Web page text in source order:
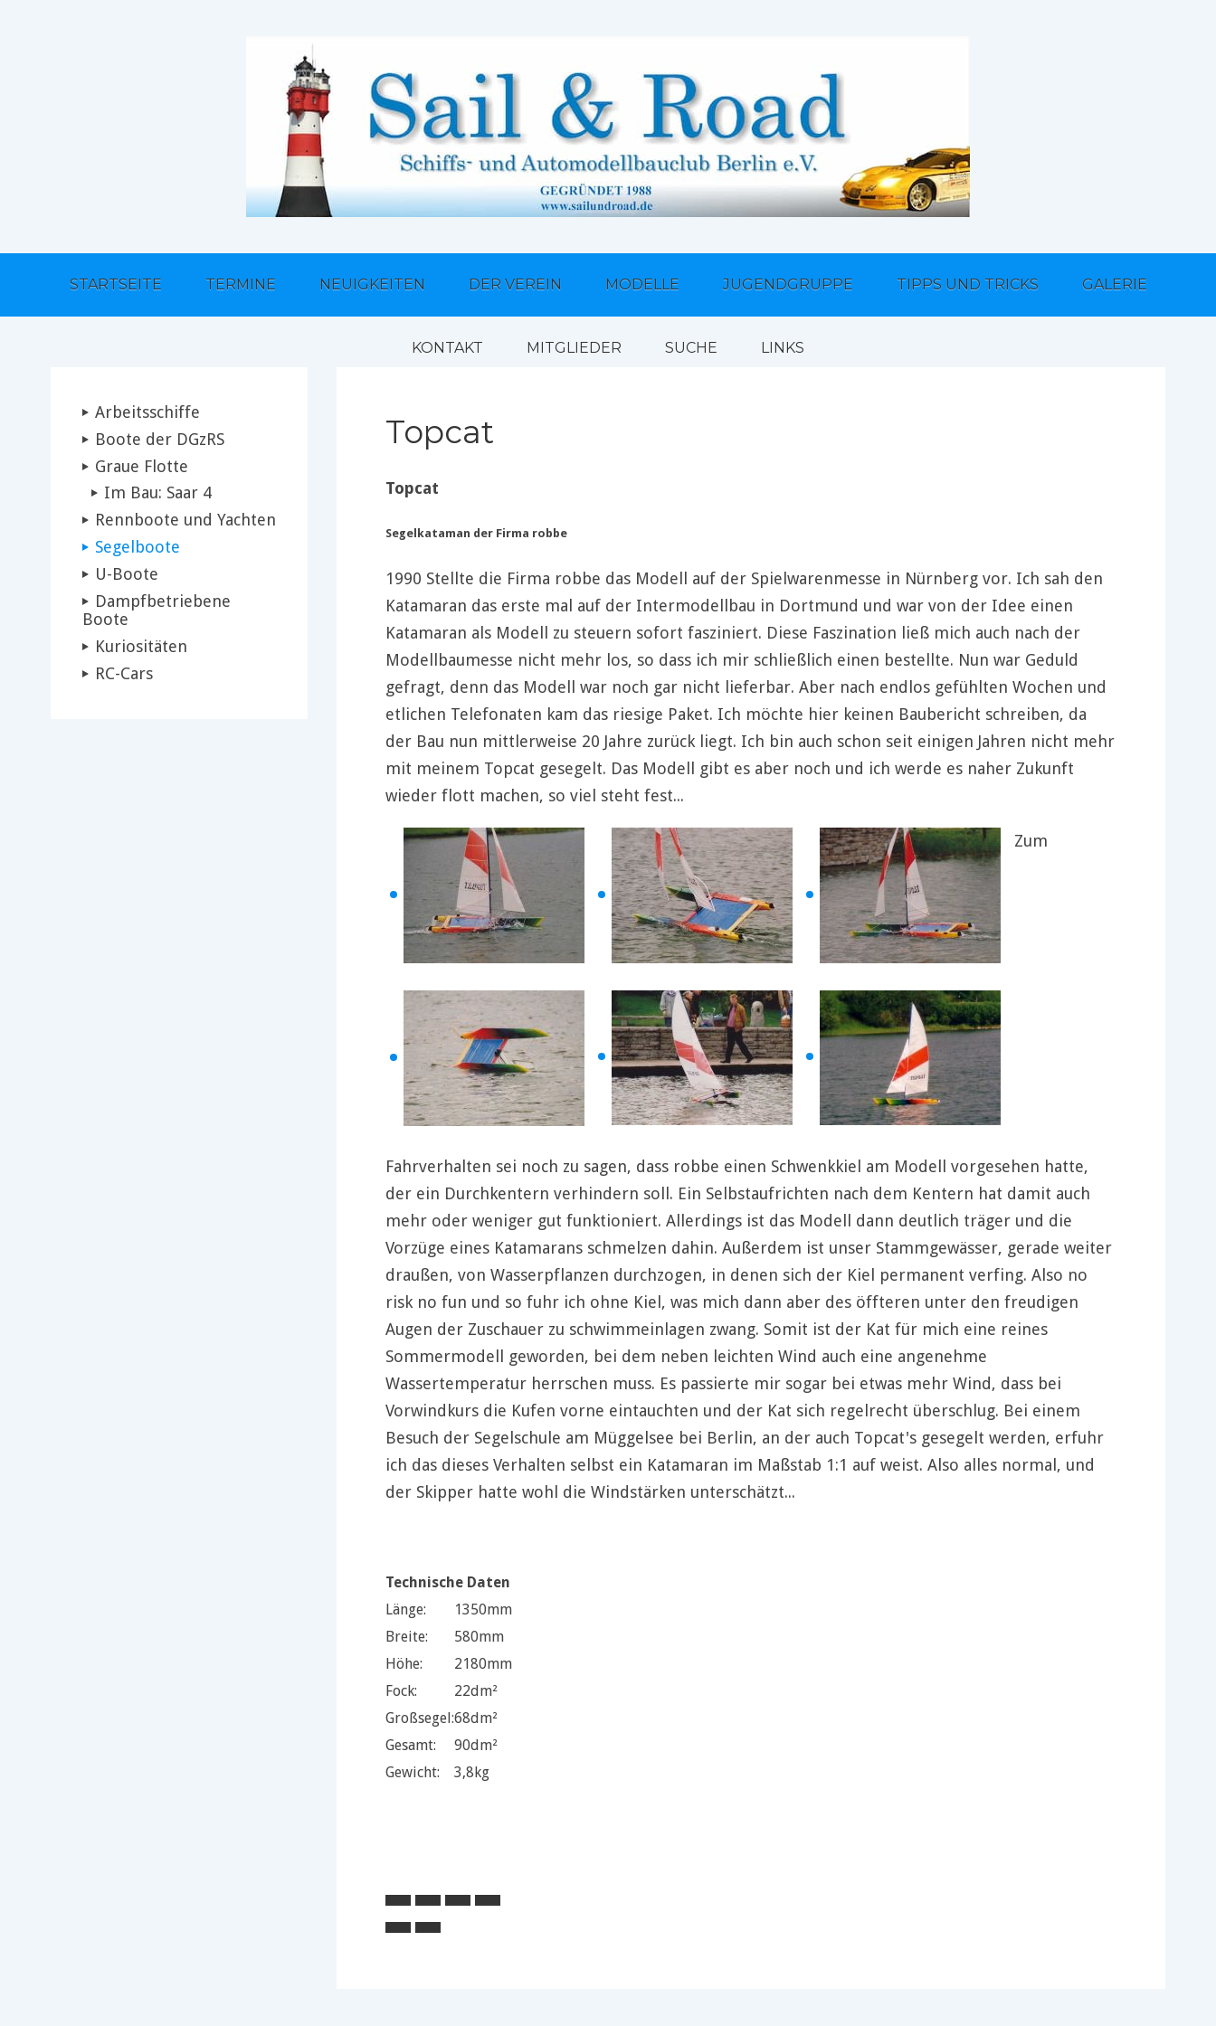
STARTSEITE TERMINE NEUIGKEITEN DER VEREIN MODELLE JUGENDGRUPPE TIPPS UND TRICKS GALERIE
KONTAKT MITGLIEDER SUCHE LINKS
Arbeitsschiffe
Boote der DGzRS
Graue Flotte
Im Bau: Saar 4
Rennboote und Yachten
Segelboote
U-Boote
Dampfbetriebene
Boote
Kuriositäten
RC-Cars
Topcat
Topcat
Segelkataman der Firma robbe
1990 Stellte die Firma robbe das Modell auf der Spielwarenmesse in Nürnberg vor. Ich sah den
Katamaran das erste mal auf der Intermodellbau in Dortmund und war von der Idee einen
Katamaran als Modell zu steuern sofort fasziniert. Diese Faszination ließ mich auch nach der
Modellbaumesse nicht mehr los, so dass ich mir schließlich einen bestellte. Nun war Geduld
gefragt, denn das Modell war noch gar nicht lieferbar. Aber nach endlos gefühlten Wochen und
etlichen Telefonaten kam das riesige Paket. Ich möchte hier keinen Baubericht schreiben, da
der Bau nun mittlerweise 20 Jahre zurück liegt. Ich bin auch schon seit einigen Jahren nicht mehr
mit meinem Topcat gesegelt. Das Modell gibt es aber noch und ich werde es naher Zukunft
wieder flott machen, so viel steht fest...
Zum
Fahrverhalten sei noch zu sagen, dass robbe einen Schwenkkiel am Modell vorgesehen hatte,
der ein Durchkentern verhindern soll. Ein Selbstaufrichten nach dem Kentern hat damit auch
mehr oder weniger gut funktioniert. Allerdings ist das Modell dann deutlich träger und die
Vorzüge eines Katamarans schmelzen dahin. Außerdem ist unser Stammgewässer, gerade weiter
draußen, von Wasserpflanzen durchzogen, in denen sich der Kiel permanent verfing. Also no
risk no fun und so fuhr ich ohne Kiel, was mich dann aber des öffteren unter den freudigen
Augen der Zuschauer zu schwimmeinlagen zwang. Somit ist der Kat für mich eine reines
Sommermodell geworden, bei dem neben leichten Wind auch eine angenehme
Wassertemperatur herrschen muss. Es passierte mir sogar bei etwas mehr Wind, dass bei
Vorwindkurs die Kufen vorne eintauchten und der Kat sich regelrecht überschlug. Bei einem
Besuch der Segelschule am Müggelsee bei Berlin, an der auch Topcat's gesegelt werden, erfuhr
ich das dieses Verhalten selbst ein Katamaran im Maßstab 1:1 auf weist. Also alles normal, und
der Skipper hatte wohl die Windstärken unterschätzt...
Technische Daten
Länge:
1350mm
Breite:
580mm
Höhe:
2180mm
Fock:
22dm²
Großsegel:68dm²
Gesamt:
90dm²
Gewicht:
3,8kg